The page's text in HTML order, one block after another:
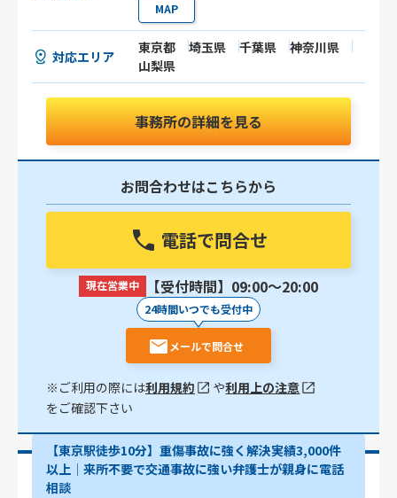
MAP
対応エリア
東京都 埼玉県 千葉県
神奈川県
山梨県
事務所の詳細を見る
お問合わせはこちらから
電話で問合せ
現在営業中 【受付時間】09:00〜20:00
24時間いつでも受付中
メールで問合せ
※ご利用の際には利用規約 や利用上の注意
をご確認下さい
【東京駅徒歩10分】重傷事故に強く解決実績3,000件
以上│来所不要で交通事故に強い弁護士が親身に電話
相談